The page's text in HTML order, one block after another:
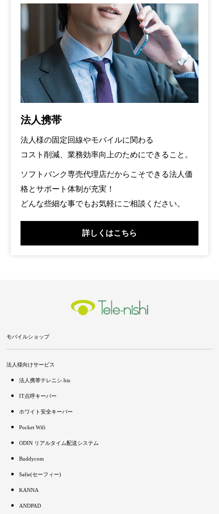
法人携帯
法人様の固定回線やモバイルに関わる
コスト削減、業務効率向上のためにできること。
ソフトバンク専売代理店だからこそできる法人価
格とサポート体制が充実！
どんな些細な事でもお気軽にご相談ください。
詳しくはこちら
モバイルショップ
法人様向けサービス
法人携帯テレニシ.biz
IT点呼キーパー
ホワイト安全キーパー
Pocket Wifi
ODIN リアルタイム配送システム
Buddycom
Safie(セーフィー)
KANNA
ANDPAD